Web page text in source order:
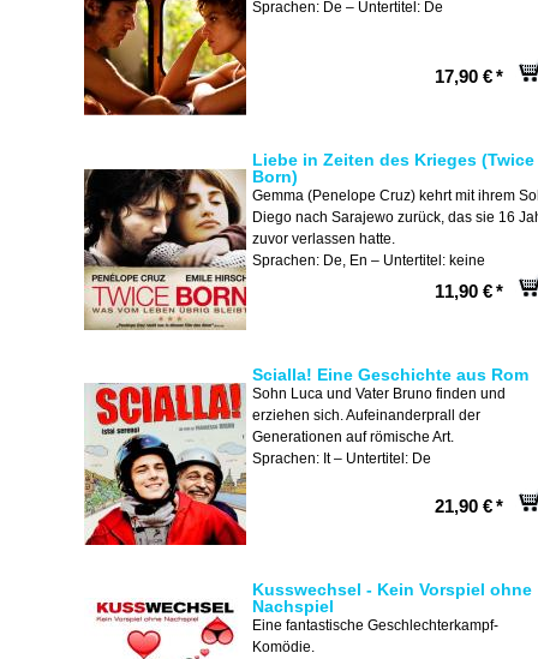
Sprachen: De – Untertitel: De
17,90 €*
Liebe in Zeiten des Krieges (Twice
Born)
Gemma (Penelope Cruz) kehrt mit ihrem
Diego nach Sarajewo zurück, das sie 16
zuvor verlassen hatte.
Sprachen: De, En – Untertitel: keine
11,90 €*
Scialla! Eine Geschichte aus Rom
Sohn Luca und Vater Bruno finden und
erziehen sich. Aufeinanderprall der
Generationen auf römische Art.
Sprachen: It – Untertitel: De
21,90 €*
Kusswechsel - Kein Vorspiel ohne
Nachspiel
Eine fantastische Geschlechterkampf-
Komödie.